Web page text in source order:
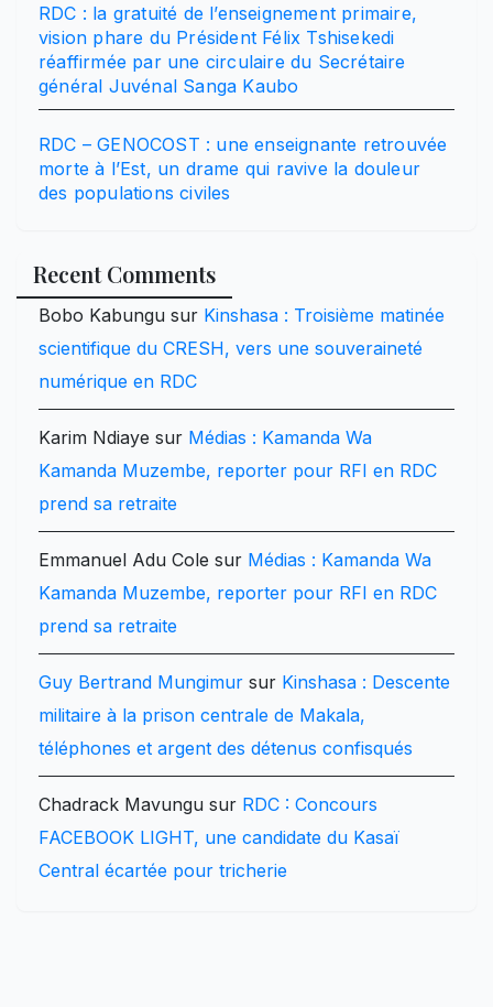
RDC : la gratuité de l’enseignement primaire,
vision phare du Président Félix Tshisekedi
réaffirmée par une circulaire du Secrétaire
général Juvénal Sanga Kaubo
RDC – GENOCOST : une enseignante retrouvée
morte à l’Est, un drame qui ravive la douleur
des populations civiles
Recent Comments
Bobo Kabungu sur Kinshasa : Troisième matinée
scientifique du CRESH, vers une souveraineté
numérique en RDC
Karim Ndiaye sur Médias : Kamanda Wa
Kamanda Muzembe, reporter pour RFI en RDC
prend sa retraite
Emmanuel Adu Cole sur Médias : Kamanda Wa
Kamanda Muzembe, reporter pour RFI en RDC
prend sa retraite
Guy Bertrand Mungimur sur Kinshasa : Descente
militaire à la prison centrale de Makala,
téléphones et argent des détenus confisqués
Chadrack Mavungu sur RDC : Concours
FACEBOOK LIGHT, une candidate du Kasaï
Central écartée pour tricherie